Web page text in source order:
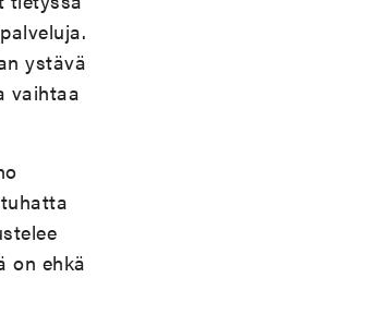
ystävä
vaihtaa
on ehkä